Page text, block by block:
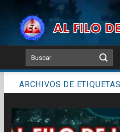
content
ARCHIVOS DE